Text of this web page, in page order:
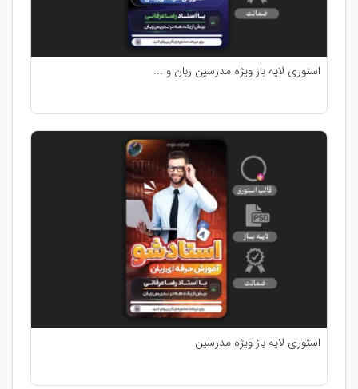
استوری لایه باز ویژه مدرسین زبان و ...
استوری لایه باز ویژه مدرسین